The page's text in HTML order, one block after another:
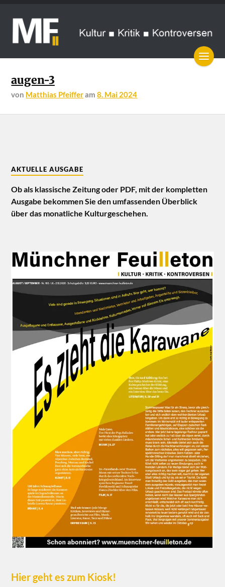
augen-3
von Matthias Pfeifferam8. Mai 2024
AKTUELLE AUSGABE
Ob als klassische Zeitung oder PDF, mit der kompletten
Ausgabe bekommen Sie den umfassenden Überblick
über das monatliche Kulturgeschehen.
Hier geht es zum Kiosk!